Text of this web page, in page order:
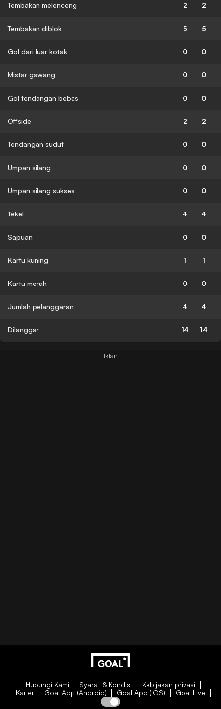
Tembakan melenceng 2 2
Tembakan diblok 5 5
Gol dari luar kotak 0 0
Mistar gawang 0 0
Gol tendangan bebas 0 0
Offside 2 2
Tendangan sudut 0 0
Umpan silang 0 0
Umpan silang sukses 0 0
Tekel 4 4
Sapuan 0 0
Kartu kuning 1 1
Kartu merah 0 0
Jumlah pelanggaran 4 4
Dilanggar 14 14
Hubungi Kami Syarat & Kondisi
Kebijakan privasi
Karier
Goal App (Android) Goal App (iOS) Goal Live